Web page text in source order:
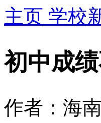
主页 学校
初中成
作者：海